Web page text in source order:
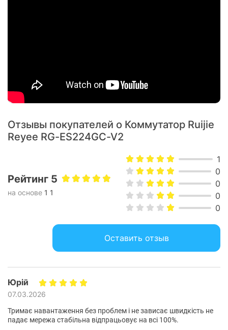
Отзывы покупателей о Коммутатор Ruijie
Reyee RG-ES224GC-V2
Рейтинг 5
на основе 1 1
1
0
0
0
0
Оставить отзыв
Юрій
07.03.2026
Тримає навантаження без проблем і не зависає швидкість не
падає мережа стабільна відпрацьовує на всі 100%.